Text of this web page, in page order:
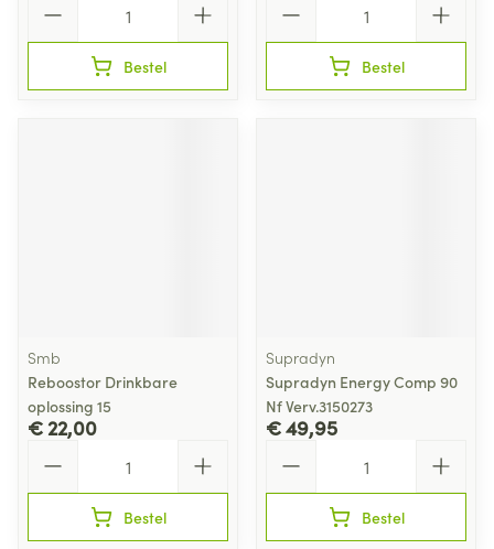
Bestel Bestel
Smb
Reboostor Drinkbare
oplossing 15
€ 22,00
Bestel
Supradyn
Supradyn Energy Comp 90
Nf Verv.3150273
€ 49,95
Bestel